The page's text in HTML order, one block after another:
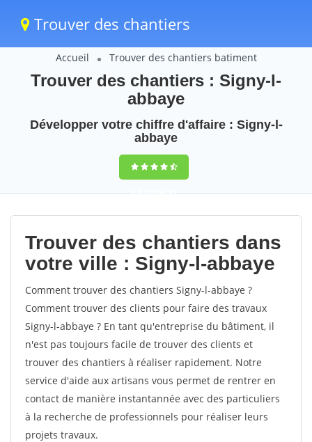
Trouver des chantiers
Accueil Trouver des chantiers batiment
Trouver des chantiers : Signy-l-
abbaye
Développer votre chiffre d'affaire : Signy-l-
abbaye
9,5(100%)47
votes
Trouver des chantiers dans
votre ville : Signy-l-abbaye
Comment trouver des chantiers Signy-l-abbaye ?
Comment trouver des clients pour faire des travaux
Signy-l-abbaye ? En tant qu'entreprise du bâtiment, il
n'est pas toujours facile de trouver des clients et
trouver des chantiers à réaliser rapidement. Notre
service d'aide aux artisans vous permet de rentrer en
contact de manière instantannée avec des particuliers
à la recherche de professionnels pour réaliser leurs
projets travaux.